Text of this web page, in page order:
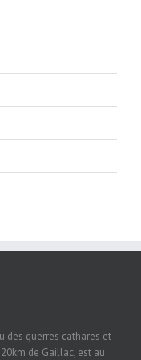
des guerres cathares et
de Gaillac, est au